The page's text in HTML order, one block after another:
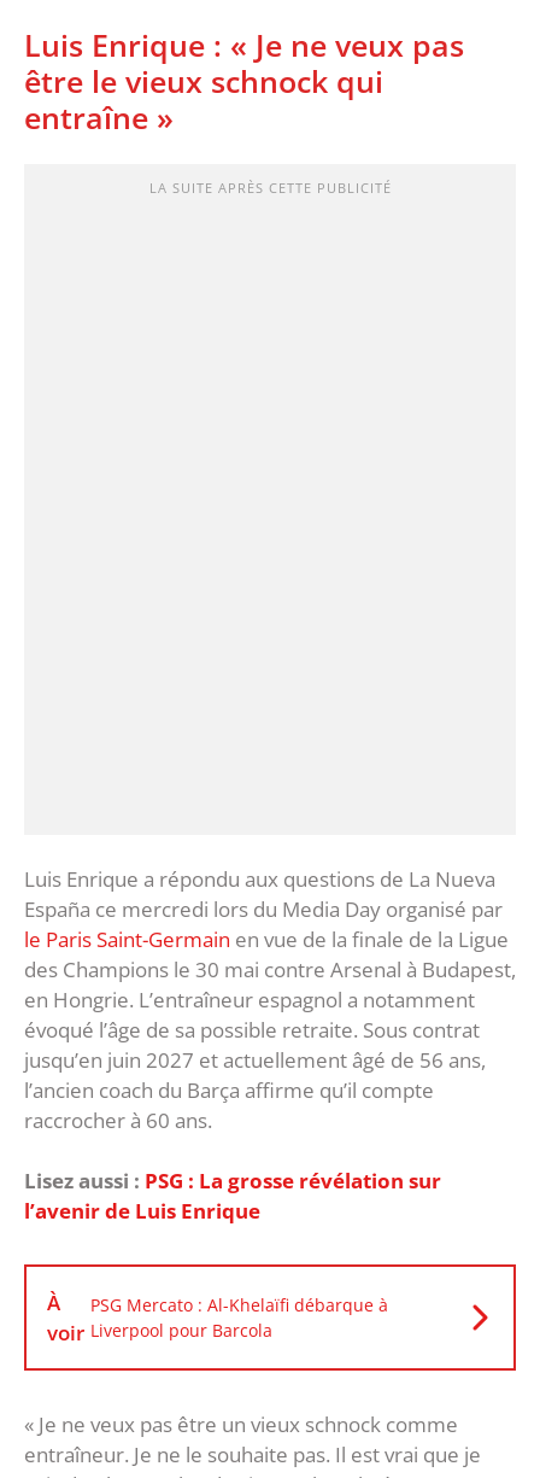
Luis Enrique : « Je ne veux pas
être le vieux schnock qui
entraîne »
LA SUITE APRÈS CETTE PUBLICITÉ
Luis Enrique a répondu aux questions de La Nueva
España ce mercredi lors du Media Day organisé par
le Paris Saint-Germain en vue de la finale de la Ligue
des Champions le 30 mai contre Arsenal à Budapest,
en Hongrie. L’entraîneur espagnol a notamment
évoqué l’âge de sa possible retraite. Sous contrat
jusqu’en juin 2027 et actuellement âgé de 56 ans,
l’ancien coach du Barça affirme qu’il compte
raccrocher à 60 ans.
Lisez aussi : ‎PSG : La grosse révélation sur
l’avenir de Luis Enrique
À
voir
PSG Mercato : Al-Khelaïfi débarque à
Liverpool pour Barcola
« Je ne veux pas être un vieux schnock comme
entraîneur. Je ne le souhaite pas. Il est vrai que je